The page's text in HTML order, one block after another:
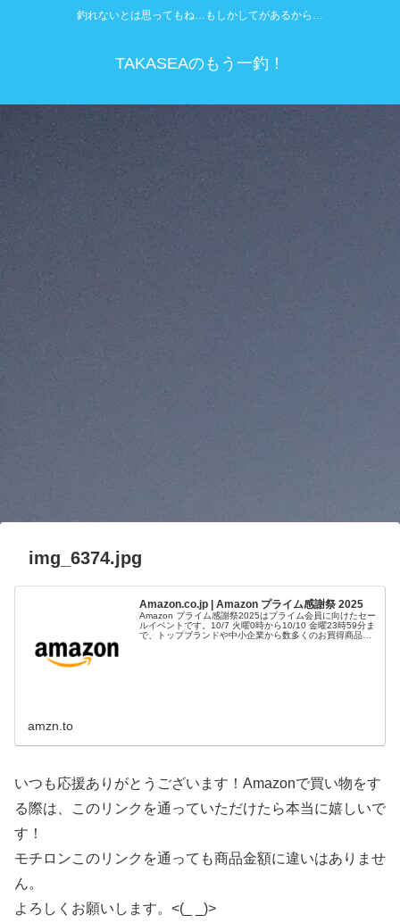
釣れないとは思ってもね…もしかしてがあるから…
TAKASEAのもう一釣！
img_6374.jpg
Amazon.co.jp | Amazon プライム感謝祭 2025
Amazon プライム感謝祭2025はプライム会員に向けたセー
ルイベントです。10/7 火曜0時から10/10 金曜23時59分ま
で、トップブランドや中小企業から数多くのお買得商品が
amzn.to
いつも応援ありがとうございます！Amazonで買い物をす
る際は、このリンクを通っていただけたら本当に嬉しいで
す！
モチロンこのリンクを通っても商品金額に違いはありませ
ん。
よろしくお願いします。<(_ _)>